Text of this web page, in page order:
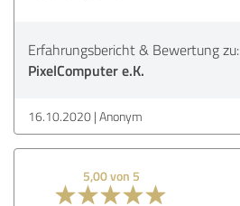
Erfahrungsbericht & Bewertung zu:
PixelComputer e.K.
16.10.2020 Anonym
5,00 von 5